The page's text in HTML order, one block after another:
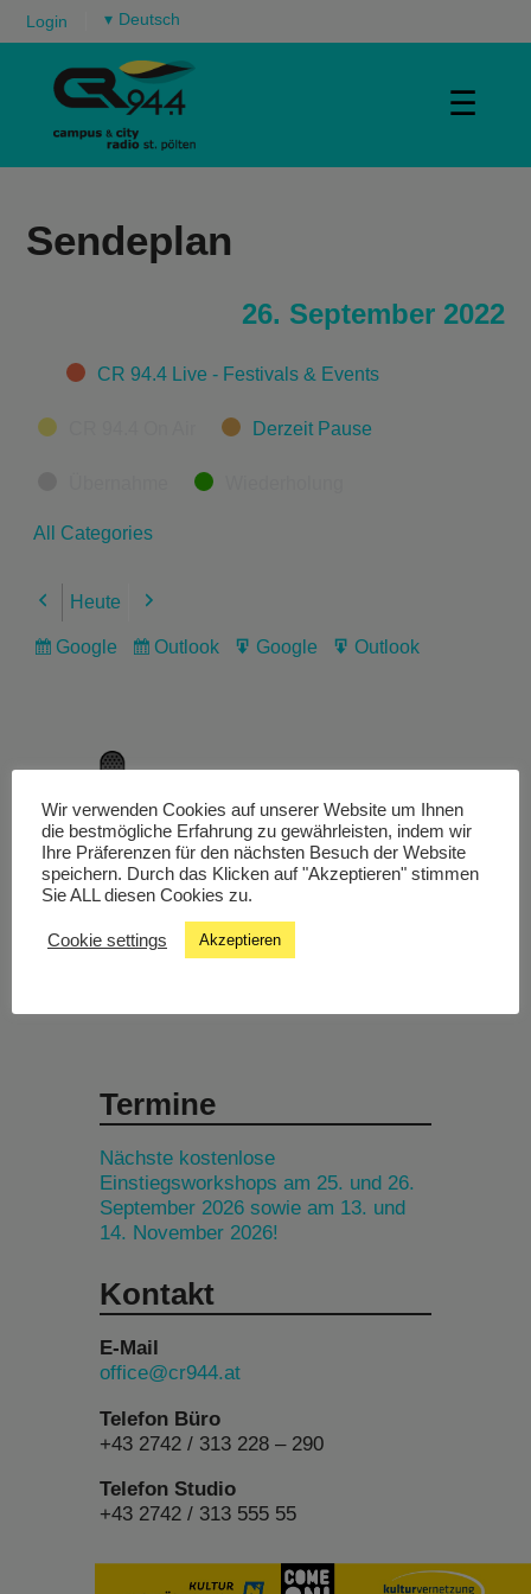
Login ▾
☰
Sendeplan
26. September 2022
CategoriesCR 94.4 Live - Festivals & Events
Derzeit Pause
All Categories
Previous
Heute Next
Subscribe
Google
Subscribe
Outlook
Export
Google
Export
Outlook
Livestream
Studiochat
Termine
Nächste kostenlose
Einstiegsworkshops am 25. und 26.
September 2026 sowie am 13. und
14. November 2026!
Kontakt
E-Mail
office@cr944.at
Telefon Büro
+43 2742 / 313 228 – 290
Telefon Studio
+43 2742 / 313 555 55
Wir verwenden Cookies auf unserer Website um Ihnen
die bestmögliche Erfahrung zu gewährleisten, indem wir
Ihre Präferenzen für den nächsten Besuch der Website
speichern. Durch das Klicken auf "Akzeptieren" stimmen
Sie ALL diesen Cookies zu.
Cookie settings Akzeptieren